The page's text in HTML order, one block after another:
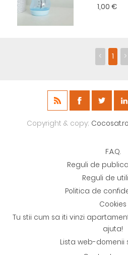
1,00 €
< 1 >
Copyright & copy;
F.A.Q.
Reguli de
Reguli de
Politica de
Cookies
Tu stii cum sa iti vinzi
ajuta!
Lista web-domenii